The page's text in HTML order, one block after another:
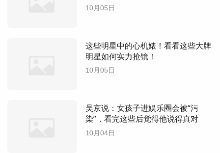
10月05日
这些明星中的心机婊！看看这些大牌
明星如何实力抢镜！
10月05日
吴京说：女孩子进娱乐圈会被“污
染”，看完这些后觉得他说得真对
10月04日